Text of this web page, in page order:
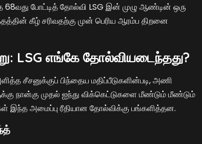
68வது போட்டித் தோல்வி LSG இன் முழு ஆண்டின் ஒரு
கீழ் சரிவதற்கு முன் பெரிய ஆரம்ப திறனை
LSG எங்கே தோல்வியடைந்தது?
சீசனுக்குப் பிந்தைய மதிப்பீடுகளின்படி, அணி
நான்கு முதல் ஐந்து விக்கெட்டுகளை மீண்டும் மீண்டும்
இந்த அமைப்பு ரீதியான தோல்விக்கு பங்களித்தன.